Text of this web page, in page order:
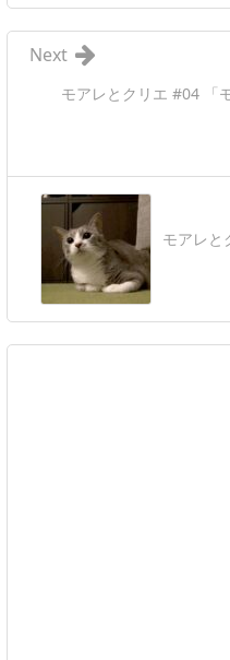
モアレとクリエ #04 「
Next
モアレと